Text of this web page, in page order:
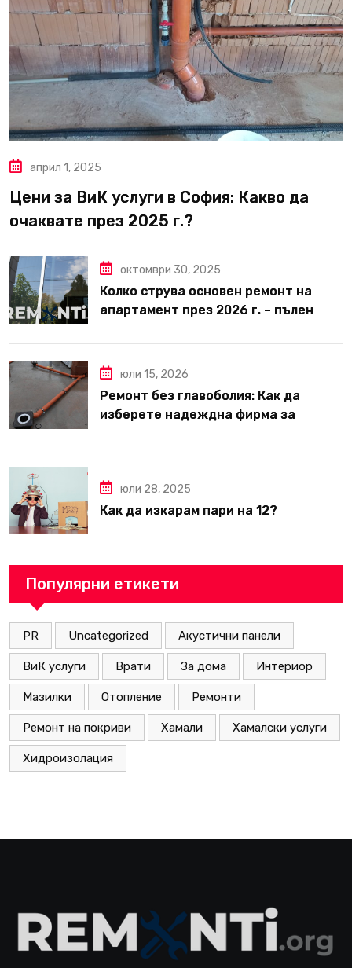
април 1, 2025
Цени за ВиК услуги в София: Какво да
очаквате през 2025 г.?
октомври 30, 2025
Колко струва основен ремонт на
апартамент през 2026 г. – пълен
юли 15, 2026
Ремонт без главоболия: Как да
изберете надеждна фирма за
юли 28, 2025
Как да изкарам пари на 12?
Популярни етикети
PR Uncategorized Акустични панели
ВиК услуги Врати За дома Интериор
Мазилки Отопление Ремонти
Ремонт на покриви Хамали Хамалски услуги
Хидроизолация